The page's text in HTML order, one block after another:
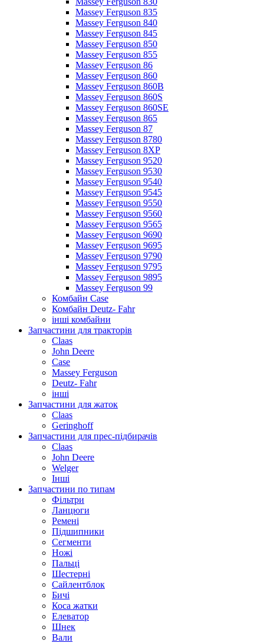
Massey Ferguson 835
Massey Ferguson 840
Massey Ferguson 845
Massey Ferguson 850
Massey Ferguson 855
Massey Ferguson 86
Massey Ferguson 860
Massey Ferguson 860B
Massey Ferguson 860S
Massey Ferguson 860SE
Massey Ferguson 865
Massey Ferguson 87
Massey Ferguson 8780
Massey Ferguson 8XP
Massey Ferguson 9520
Massey Ferguson 9530
Massey Ferguson 9540
Massey Ferguson 9545
Massey Ferguson 9550
Massey Ferguson 9560
Massey Ferguson 9565
Massey Ferguson 9690
Massey Ferguson 9695
Massey Ferguson 9790
Massey Ferguson 9795
Massey Ferguson 9895
Massey Ferguson 99
Комбайн Case
Комбайн Deutz- Fahr
інші комбайни
Запчастини для тракторів
Claas
John Deere
Case
Massey Ferguson
Deutz- Fahr
інші
Запчастини для жаток
Claas
Geringhoff
Запчастини для прес-підбирачів
Claas
John Deere
Welger
Інші
Запчастини по типам
Фільтри
Ланцюги
Ремені
Підшипники
Сегменти
Ножі
Пальці
Шестерні
Сайлентблок
Бичі
Коса жатки
Елеватор
Шнек
Вали